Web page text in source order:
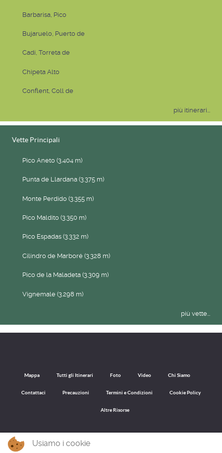
Barbarisa, Pico
Bujaruelo, Puerto de
Cadí, Torreta de
Chipeta Alto
Conflent, Coll de
più itinerari...
Vette Principali
Pico Aneto (3.404 m)
Punta de Llardana (3.375 m)
Monte Perdido (3.355 m)
Pico Maldito (3.350 m)
Pico Espadas (3.332 m)
Cilindro de Marboré (3.328 m)
Pico de la Maladeta (3.309 m)
Vignemale (3.298 m)
più vette...
Mappa Tutti gli Itinerari Foto Video Chi Siamo
Contattaci Precauzioni Termini e Condizioni Cookie Policy
Altre Risorse
Usiamo i cookie